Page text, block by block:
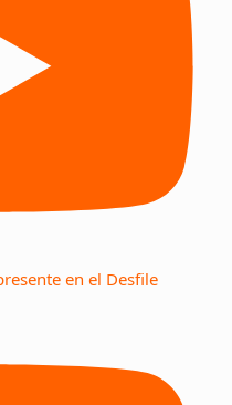
en el Desfile